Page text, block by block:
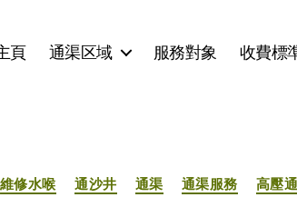
頁 通渠区域 服務對象 收費標
維修水喉 通沙井 通渠 通渠服務 高壓